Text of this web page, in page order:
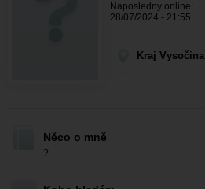
Naposledny online:
28/07/2024 - 21:55
Kraj
Něco o mně
?